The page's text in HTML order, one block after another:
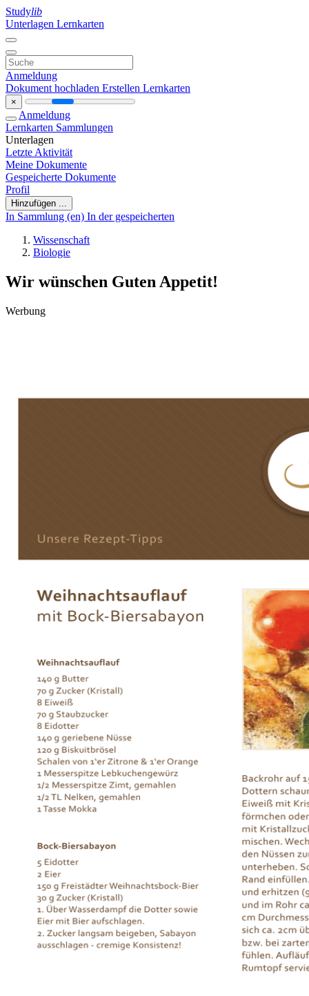
Studylib
Unterlagen Lernkarten
Anmeldung
Dokument hochladen Erstellen Lernkarten
×
Anmeldung
Lernkarten Sammlungen
Unterlagen
Letzte Aktivität
Meine Dokumente
Gespeicherte Dokumente
Profil
Hinzufügen ...
In Sammlung (en) In der gespeicherten
Wissenschaft
Biologie
Wir wünschen Guten Appetit!
Werbung